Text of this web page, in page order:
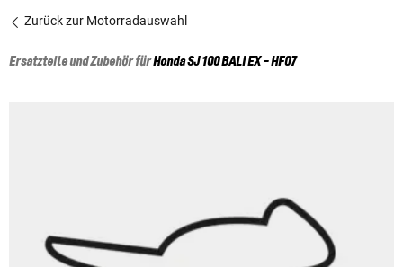
Zurück zur Motorradauswahl
Ersatzteile und Zubehör fürHondaSJ 100 BALI EX - HF07